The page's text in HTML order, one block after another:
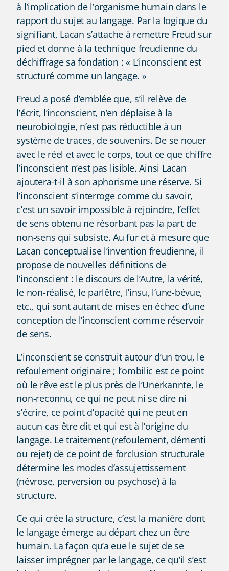
à l’implication de l’organisme humain dans le
rapport du sujet au langage. Par la logique du
signifiant, Lacan s’attache à remettre Freud sur
pied et donne à la technique freudienne du
déchiffrage sa fondation : « L’inconscient est
structuré comme un langage. »
Freud a posé d’emblée que, s’il relève de
l’écrit, l’inconscient, n’en déplaise à la
neurobiologie, n’est pas réductible à un
système de traces, de souvenirs. De se nouer
avec le réel et avec le corps, tout ce que chiffre
l’inconscient n’est pas lisible. Ainsi Lacan
ajoutera-t-il à son aphorisme une réserve. Si
l’inconscient s’interroge comme du savoir,
c’est un savoir impossible à rejoindre, l’effet
de sens obtenu ne résorbant pas la part de
non-sens qui subsiste. Au fur et à mesure que
Lacan conceptualise l’invention freudienne, il
propose de nouvelles définitions de
l’inconscient : le discours de l’Autre, la vérité,
le non-réalisé, le parlêtre, l’insu, l’une-bévue,
etc., qui sont autant de mises en échec d’une
conception de l’inconscient comme réservoir
de sens.
L’inconscient se construit autour d’un trou, le
refoulement originaire ; l’ombilic est ce point
où le rêve est le plus près de l’Unerkannte, le
non-reconnu, ce qui ne peut ni se dire ni
s’écrire, ce point d’opacité qui ne peut en
aucun cas être dit et qui est à l’origine du
langage. Le traitement (refoulement, démenti
ou rejet) de ce point de forclusion structurale
détermine les modes d’assujettissement
(névrose, perversion ou psychose) à la
structure.
Ce qui crée la structure, c’est la manière dont
le langage émerge au départ chez un être
humain. La façon qu’a eue le sujet de se
laisser imprégner par le langage, ce qu’il s’est